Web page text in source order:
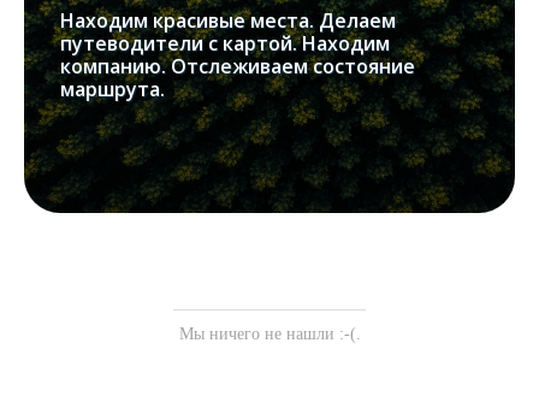
Находим красивые места. Делаем
путеводители с картой. Находим
компанию. Отслеживаем состояние
маршрута.
Мы ничего не нашли :-(.